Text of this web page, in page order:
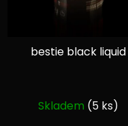
bestie black liquid
hodnocení
Skladem (5 ks)